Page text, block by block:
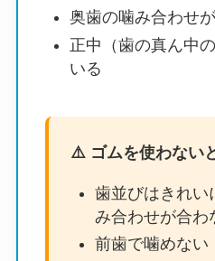
奥歯の噛み合わせ
正中（歯の真ん中
いる
⚠️ ゴムを使わない
歯並びはきれい
み合わせが合わ
前歯で噛めない